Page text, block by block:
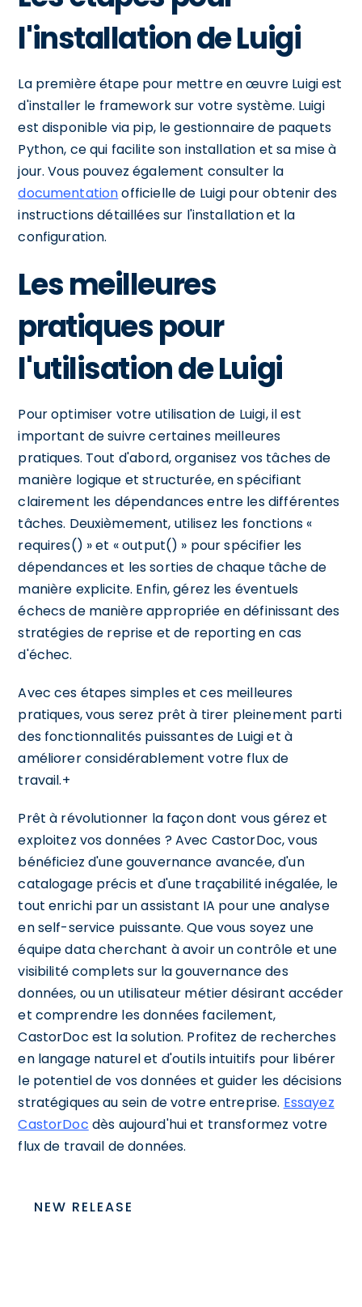
l'installation de Luigi
La première étape pour mettre en œuvre Luigi est
d'installer le framework sur votre système. Luigi
est disponible via pip, le gestionnaire de paquets
Python, ce qui facilite son installation et sa mise à
jour. Vous pouvez également consulter la
documentationofficielle de Luigi pour obtenir des
instructions détaillées sur l'installation et la
configuration.
Les meilleures
pratiques pour
l'utilisation de Luigi
Pour optimiser votre utilisation de Luigi, il est
important de suivre certaines meilleures
pratiques. Tout d'abord, organisez vos tâches de
manière logique et structurée, en spécifiant
clairement les dépendances entre les différentes
tâches. Deuxièmement, utilisez les fonctions «
requires() » et « output() » pour spécifier les
dépendances et les sorties de chaque tâche de
manière explicite. Enfin, gérez les éventuels
échecs de manière appropriée en définissant des
stratégies de reprise et de reporting en cas
d'échec.
Avec ces étapes simples et ces meilleures
pratiques, vous serez prêt à tirer pleinement parti
des fonctionnalités puissantes de Luigi et à
améliorer considérablement votre flux de
travail.+
Prêt à révolutionner la façon dont vous gérez et
exploitez vos données ? Avec CastorDoc, vous
bénéficiez d'une gouvernance avancée, d'un
catalogage précis et d'une traçabilité inégalée, le
tout enrichi par un assistant IA pour une analyse
en self-service puissante. Que vous soyez une
équipe data cherchant à avoir un contrôle et une
visibilité complets sur la gouvernance des
données, ou un utilisateur métier désirant accéder
et comprendre les données facilement,
CastorDoc est la solution. Profitez de recherches
en langage naturel et d'outils intuitifs pour libérer
le potentiel de vos données et guider les décisions
stratégiques au sein de votre entreprise. Essayez
CastorDoc dès aujourd'hui et transformez votre
flux de travail de données.
NEW RELEASE